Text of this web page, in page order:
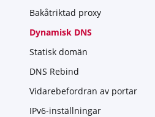
Bakåtriktad proxy
Dynamisk DNS
Statisk domän
DNS Rebind
Vidarebefordran av portar
IPv6-inställningar